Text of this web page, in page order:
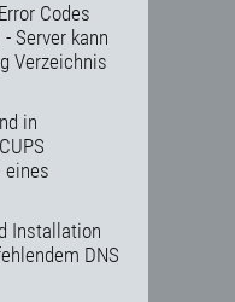
Codes
Server kann
Verzeichnis
in
eines
Installation
DNS